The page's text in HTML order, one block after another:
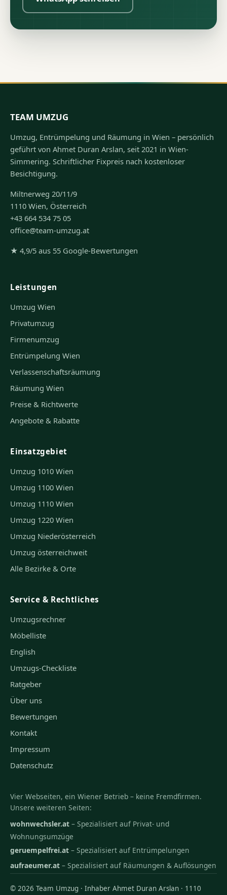
TEAM UMZUG
Umzug, Entrümpelung und Räumung in Wien – persönlich
geführt von Ahmet Duran Arslan, seit 2021 in Wien-
Simmering. Schriftlicher Fixpreis nach kostenloser
Besichtigung.
Miltnerweg 20/11/9
1110 Wien, Österreich
+43 664 534 75 05
office@team-umzug.at
★ 4,9/5 aus 55 Google-Bewertungen
Leistungen
Umzug Wien
Privatumzug
Firmenumzug
Entrümpelung Wien
Verlassenschaftsräumung
Räumung Wien
Preise & Richtwerte
Angebote & Rabatte
Einsatzgebiet
Umzug 1010 Wien
Umzug 1100 Wien
Umzug 1110 Wien
Umzug 1220 Wien
Umzug Niederösterreich
Umzug österreichweit
Alle Bezirke & Orte
Service & Rechtliches
Umzugsrechner
Möbelliste
English
Umzugs-Checkliste
Ratgeber
Über uns
Bewertungen
Kontakt
Impressum
Datenschutz
Vier Webseiten, ein Wiener Betrieb – keine Fremdfirmen.
Unsere weiteren Seiten:
wohnwechsler.at – Spezialisiert auf Privat- und
Wohnungsumzüge
geruempelfrei.at – Spezialisiert auf Entrümpelungen
aufraeumer.at – Spezialisiert auf Räumungen & Auflösungen
© 2026 Team Umzug · Inhaber Ahmet Duran Arslan · 1110